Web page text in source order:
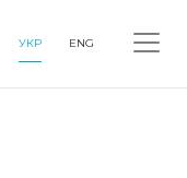
УКР ENG